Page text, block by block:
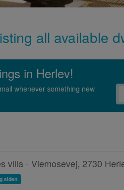
all available
in Herlev!
whenever something new
villa - Viemosevej, 2730
siden